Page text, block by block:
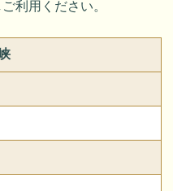
利用ください。